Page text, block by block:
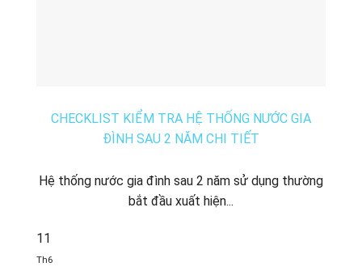
CHECKLIST KIỂM TRA HỆ THỐNG NƯỚC GIA
ĐÌNH SAU 2 NĂM CHI TIẾT
Hệ thống nước gia đình sau 2 năm sử dụng thường
bắt đầu xuất hiện...
11
Th6